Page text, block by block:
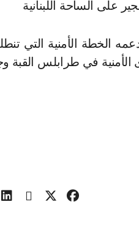
على الساحة اللبنانية
الأمنية في طرابلس القبة